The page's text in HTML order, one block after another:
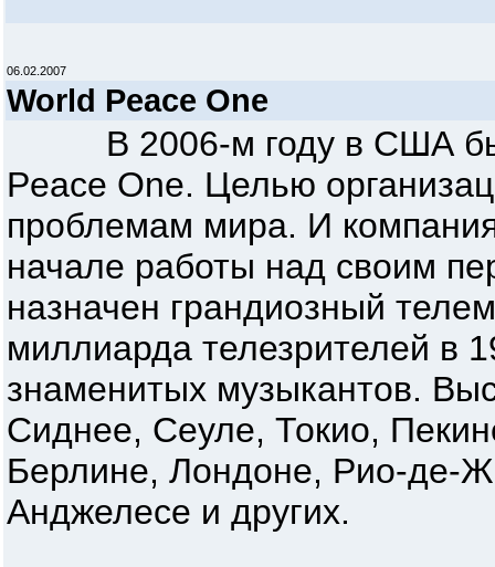
06.02.2007
World Peace One
В 2006-м году в США была
Peace One. Целью
проблемам мира. И
начале работы над своим
назначен грандиозный
миллиарда телезрителей в
знаменитых музыкантов.
Сиднее, Сеуле, Токио,
Берлине, Лондоне, Рио-де-
Анджелесе и других.